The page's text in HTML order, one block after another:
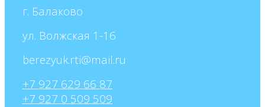
г. Балаково
ул. Волжская 1-16
+7 927 629 66 87
+7 927 0 509 509